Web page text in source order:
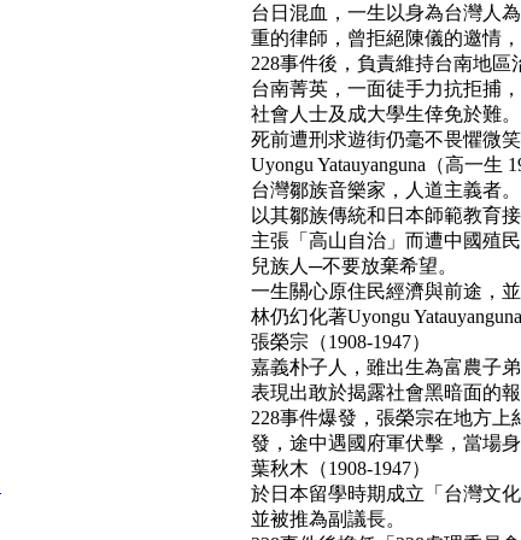
台日混血，一生以身為台灣人
重的律師，曾拒絕陳儀的邀情
228事件後，負責維持台南地
台南菁英，一面徒手力抗拒捕
社會人士及成大學生倖免於難。
死前遭刑求遊街仍毫不畏懼微
Uyongu Yatauyanguna（高一生
台灣鄒族音樂家，人道主義者。
以其鄒族傳統和日本師範教育
主張「高山自治」而遭中國殖
兒族人─不要放棄希望。
一生關心原住民經濟與前途，
林仍幻化著Uyongu
張榮宗（1908-1947）
嘉義朴子人，雖出生為富農子
表現出敢於揭露社會黑暗面的
228事件爆發，張榮宗在地方
發，途中遇國府軍伏擊，當場
葉秋木（1908-1947）
於日本留學時期成立「台灣文
並被推為副議長。